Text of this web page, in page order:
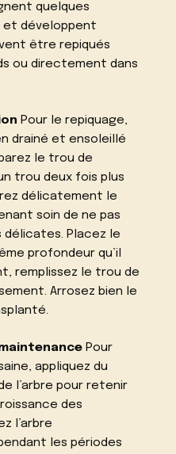
quelques
développent
être repiqués
ou directement dans
Pour le repiquage,
drainé et ensoleillé
le trou de
trou deux fois plus
délicatement le
soin de ne pas
délicates. Placez le
profondeur qu’il
remplissez le trou de
Arrosez bien le
Pour
appliquez du
l’arbre pour retenir
des
l’arbre
les périodes